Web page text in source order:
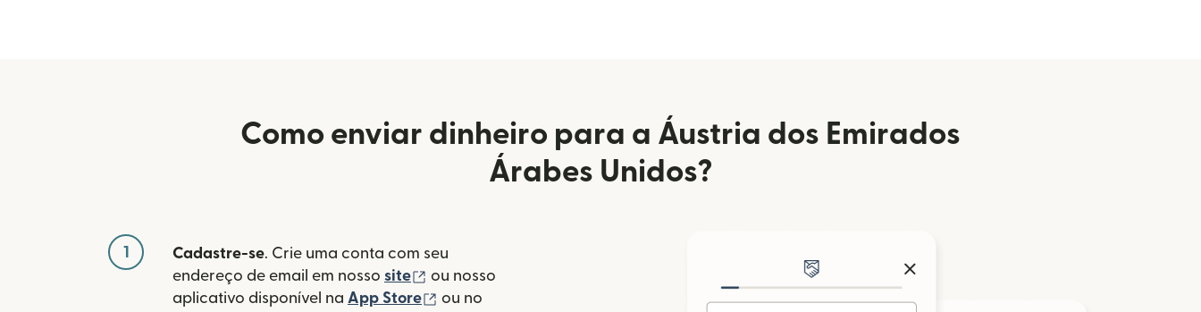
Como enviar dinheiro para a Áustria dos Emirados
Árabes Unidos?
1 Cadastre-se. Crie uma conta com seu
endereço de email em nosso site (abre em uma nova janela)
ou nosso
aplicativo disponível na App Store (abre em uma nova janela)
ou no